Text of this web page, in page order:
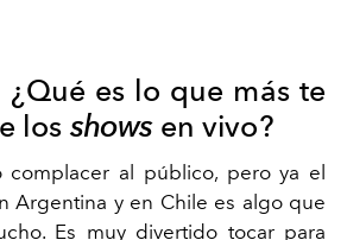
¿Qué es lo que más te
los showsen vivo?
al público, pero ya el
Argentina y en Chile es algo que
Es muy divertido tocar para